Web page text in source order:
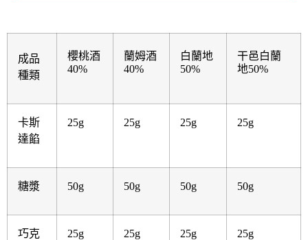
成品
種類
櫻桃酒
40%
蘭姆酒
40%
白蘭地
50%
干邑白蘭
地50%
卡斯
達餡
25g 25g 25g 25g
糖漿 50g 50g 50g 50g
巧克
25g 25g 25g 25g